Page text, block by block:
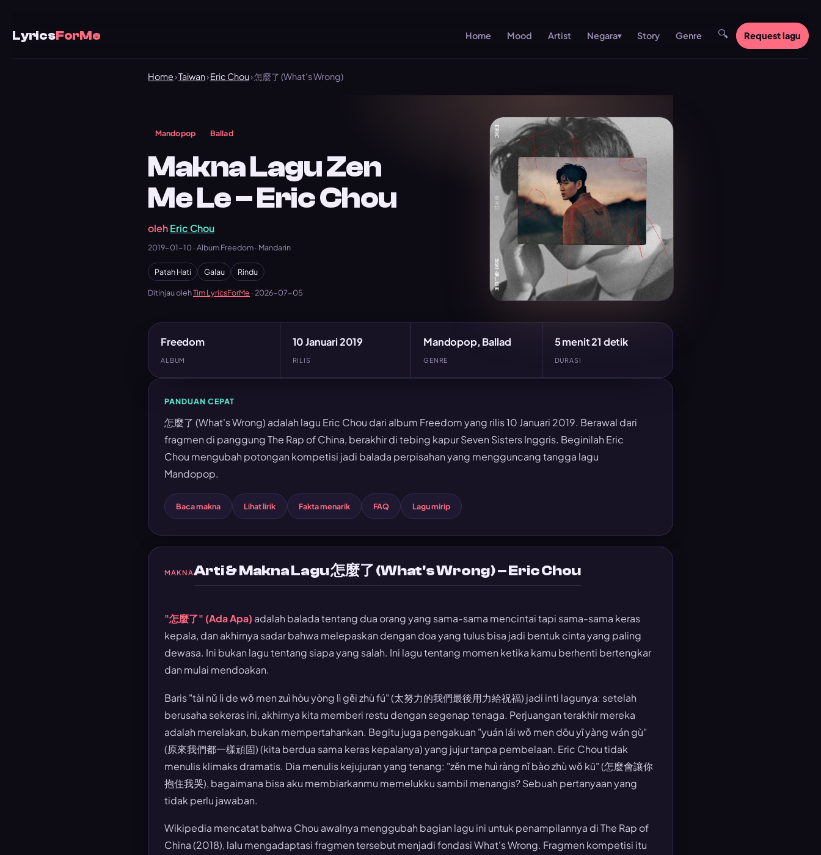
LyricsForMe Home Mood Artist Negara▾ Story Genre 🔍 Request lagu
Home›Taiwan›Eric Chou› 怎麼了 (What's Wrong)
Mandopop Ballad
Makna Lagu Zen
Me Le – Eric Chou
olehEric Chou
2019-01-10 · Album Freedom · Mandarin
Patah Hati Galau Rindu
Ditinjau olehTim LyricsForMe ·2026-07-05
Freedom
ALBUM
10 Januari 2019
RILIS
Mandopop, Ballad
GENRE
5 menit 21 detik
DURASI
PANDUAN CEPAT
怎麼了 (What's Wrong) adalah lagu Eric Chou dari album Freedom yang rilis 10 Januari 2019. Berawal dari
fragmen di panggung The Rap of China, berakhir di tebing kapur Seven Sisters Inggris. Beginilah Eric
Chou mengubah potongan kompetisi jadi balada perpisahan yang mengguncang tangga lagu
Mandopop.
Baca makna Lihat lirik Fakta menarik FAQ Lagu mirip
MAKNAArti & Makna Lagu 怎麼了 (What's Wrong) – Eric Chou
"怎麼了" (Ada Apa) adalah balada tentang dua orang yang sama-sama mencintai tapi sama-sama keras
kepala, dan akhirnya sadar bahwa melepaskan dengan doa yang tulus bisa jadi bentuk cinta yang paling
dewasa. Ini bukan lagu tentang siapa yang salah. Ini lagu tentang momen ketika kamu berhenti bertengkar
dan mulai mendoakan.
Baris "tài nǔ lì de wǒ men zuì hòu yòng lì gěi zhù fú" (太努力的我們最後用力給祝福) jadi inti lagunya: setelah
berusaha sekeras ini, akhirnya kita memberi restu dengan segenap tenaga. Perjuangan terakhir mereka
adalah merelakan, bukan mempertahankan. Begitu juga pengakuan "yuán lái wǒ men dōu yī yàng wán gù"
(原來我們都一樣頑固) (kita berdua sama keras kepalanya) yang jujur tanpa pembelaan. Eric Chou tidak
menulis klimaks dramatis. Dia menulis kejujuran yang tenang: "zěn me huì ràng nǐ bào zhù wǒ kū" (怎麼會讓你
抱住我哭), bagaimana bisa aku membiarkanmu memelukku sambil menangis? Sebuah pertanyaan yang
tidak perlu jawaban.
Wikipedia mencatat bahwa Chou awalnya menggubah bagian lagu ini untuk penampilannya di The Rap of
China (2018), lalu mengadaptasi fragmen tersebut menjadi fondasi What's Wrong. Fragmen kompetisi itu